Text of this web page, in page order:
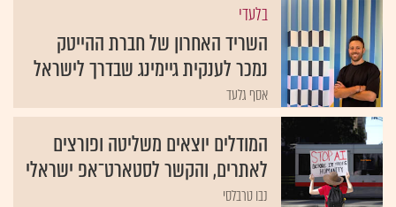
בלעדי
השריד האחרון של חברת ההייטק
נמכר לענקית גיימינג שבדרך לישראל
אסף גלעד
המודלים יוצאים משליטה ופורצים
לאתרים, והקשר לסטארט־אפ ישראלי
נבו טרבלסי